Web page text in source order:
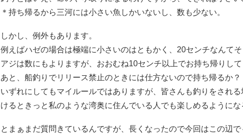
＊持ち帰るから三河には小さい魚しかいないし、数も少ない。
しかし、例外もあります。
例えばハゼの場合は極端に小さいのはともかく、20センチなんて
アジは数にもよりますが、おおむね10センチ以上でお持ち帰りして
あと、船釣りでリリース禁止のときには仕方ないので持ち帰るか？
いずれにしてもマイルールではありますが、皆さんも釣りをされ
けるときっと私のような湾奥に住んでいる人でも楽しめるようにな
とまぁまだ質問きているんですが、長くなったので今回はこの辺で